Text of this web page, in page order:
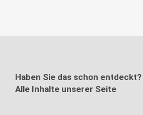
Haben Sie das schon entdeckt?
Alle Inhalte unserer Seite